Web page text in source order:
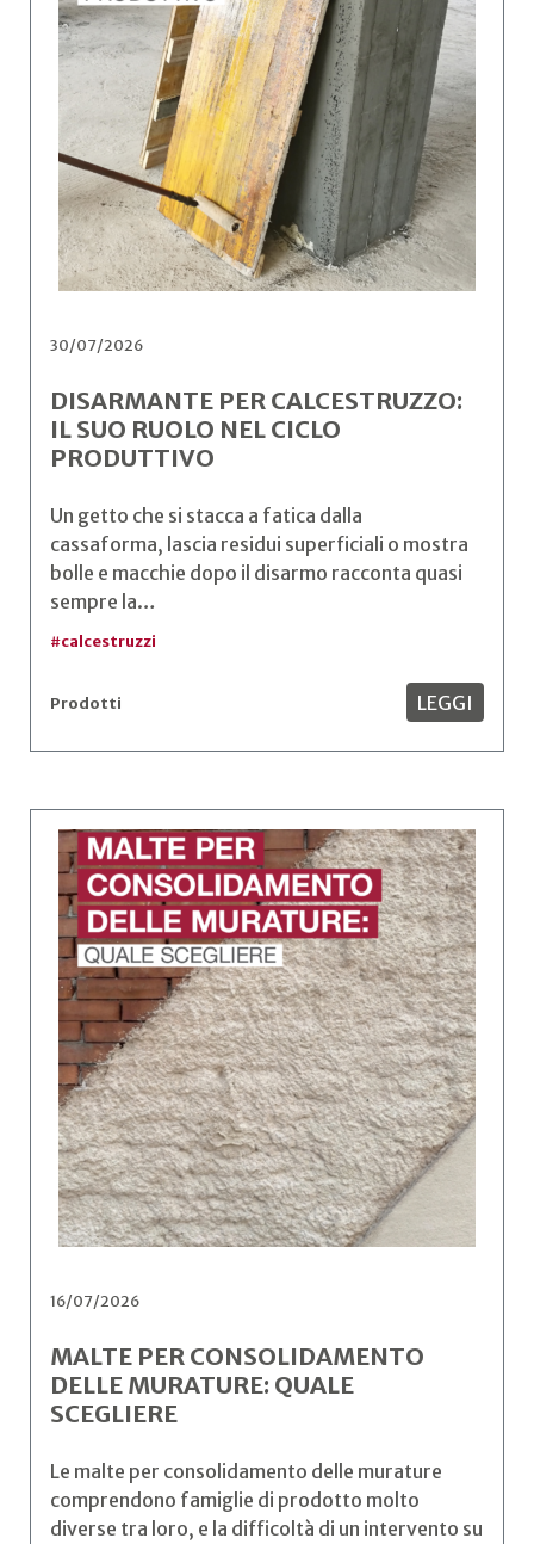
30/07/2026
DISARMANTE PER CALCESTRUZZO:
IL SUO RUOLO NEL CICLO
PRODUTTIVO
Un getto che si stacca a fatica dalla
cassaforma, lascia residui superficiali o mostra
bolle e macchie dopo il disarmo racconta quasi
sempre la…
#calcestruzzi
Prodotti LEGGI
16/07/2026
MALTE PER CONSOLIDAMENTO
DELLE MURATURE: QUALE
SCEGLIERE
Le malte per consolidamento delle murature
comprendono famiglie di prodotto molto
diverse tra loro, e la difficoltà di un intervento su